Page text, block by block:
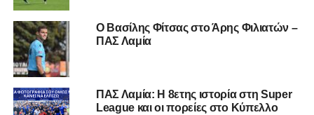
Ο Βασίλης Φίτσας στο Άρης Φιλιατών –
ΠΑΣ Λαμία
ΠΑΣ Λαμία: Η 8ετης ιστορία στη Super
League και οι πορείες στο Κύπελλο